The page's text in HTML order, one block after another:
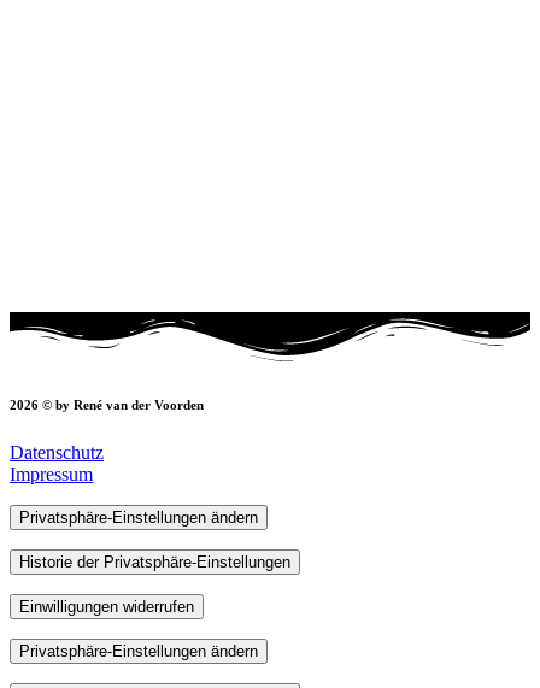
2026 © by René van der Voorden
Datenschutz
Impressum
Privatsphäre-Einstellungen ändern
Historie der Privatsphäre-Einstellungen
Einwilligungen widerrufen
Privatsphäre-Einstellungen ändern